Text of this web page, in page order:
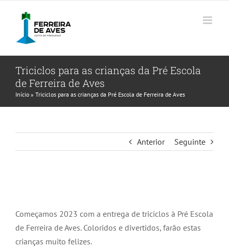
content
Triciclos para as crianças da Pré Escola
de Ferreira de Aves
Início » Triciclos para as crianças da Pré Escola de Ferreira de Aves
Anterior Seguinte
Começamos 2023 com a entrega de triciclos à Pré Escola
de Ferreira de Aves. Coloridos e divertidos, farão estas
crianças muito felizes.